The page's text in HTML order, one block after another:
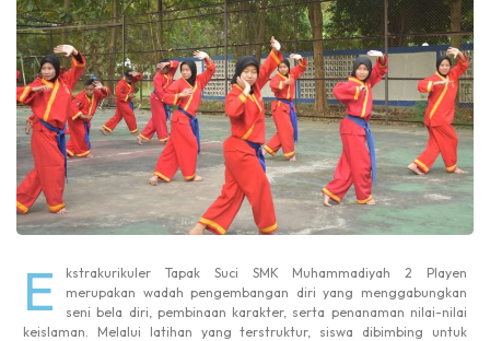
E
kstrakurikuler Tapak Suci SMK Muhammadiyah 2 Playen
merupakan wadah pengembangan diri yang menggabungkan
seni bela diri, pembinaan karakter, serta penanaman nilai-nilai
keislaman. Melalui latihan yang terstruktur, siswa dibimbing untuk